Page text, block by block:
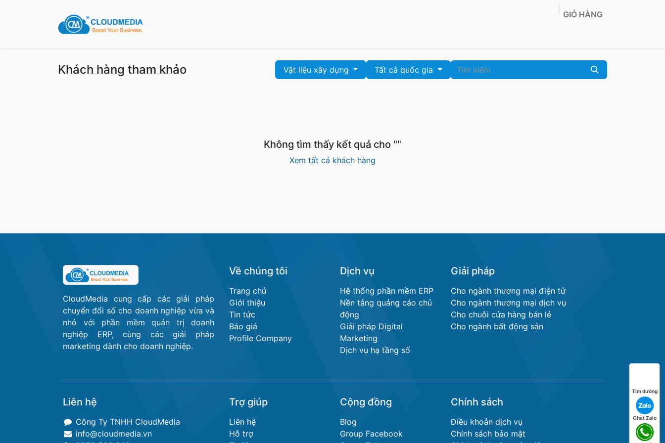
Tìm đường
Chat Zalo
GIỎ HÀNG
Khách hàng tham khảo Vật liệu xây dựng Tất cả quốc gia
Không tìm thấy kết quả cho ""
Xem tất cả khách hàng
CloudMedia cung cấp các giải pháp
chuyển đổi số cho doanh nghiệp vừa và
nhỏ với phần mềm quản trị doanh
nghiệp ERP, cùng các giải pháp
marketing dành cho doanh nghiệp.
Về chúng tôi
Trang chủ
Giới thiệu
Tin tức
Báo giá
Profile Company
Dịch vụ
Hệ thống phần mềm ERP
Nền tảng quảng cáo chủ
động
Giải pháp Digital
Marketing
Dịch vụ hạ tầng số
Giải pháp
Cho ngành thương mại điện tử
Cho ngành thương mại dịch vụ
Cho chuỗi cửa hàng bán lẻ
Cho ngành bất động sản
Liên hệ
Công Ty TNHH CloudMedia
info@cloudmedia.vn
Trợ giúp
Liên hệ
Hỗ trợ
Cộng đồng
Blog
Group Facebook
Chính sách
Điều khoản dịch vụ
Chính sách bảo mật